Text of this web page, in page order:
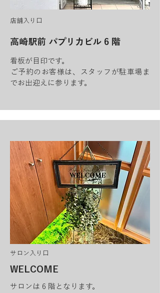
店舗入り口
高崎駅前 パプリカビル 6 階
看板が目印です。
​ご予約のお客様は、スタッフが駐車場ま
でお出迎えに参ります。
サロン入り口
WELCOME
サロンは 6 階となります。